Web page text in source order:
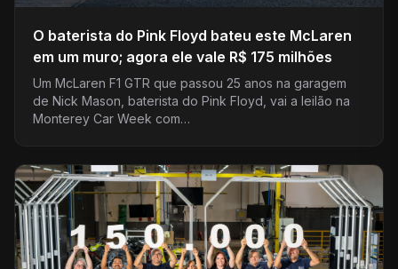
O baterista do Pink Floyd bateu este McLaren
em um muro; agora ele vale R$ 175 milhões
Um McLaren F1 GTR que passou 25 anos na garagem
de Nick Mason, baterista do Pink Floyd, vai a leilão na
Monterey Car Week com…